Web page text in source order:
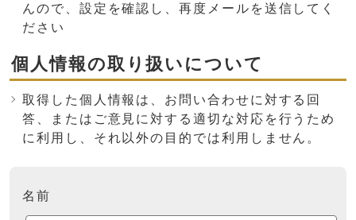
んので、設定を確認し、再度メールを送信してく
ださい
個人情報の取り扱いについて
取得した個人情報は、お問い合わせに対する回
答、またはご意見に対する適切な対応を行うため
に利用し、それ以外の目的では利用しません。
名前